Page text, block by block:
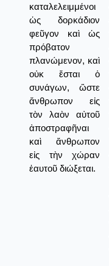
καταλελειμμένοι
ὡς δορκάδιον
φεῦγον καὶ ὡς
πρόβατον
πλανώμενον, καὶ
οὐκ ἔσται ὁ
συνάγων, ὥστε
ἄνθρωπον εἰς
τὸν λαὸν αὐτοῦ
ἀποστραφῆναι
καὶ ἄνθρωπον
εἰς τὴν χώραν
ἑαυτοῦ διώξεται.